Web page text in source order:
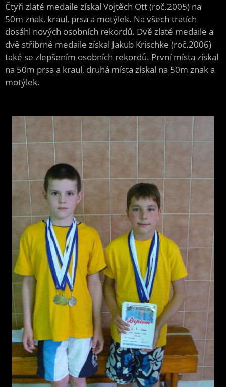
Čtyři zlaté medaile získal Vojtěch Ott (roč.2005) na
50m znak, kraul, prsa a motýlek. Na všech tratích
dosáhl nových osobních rekordů. Dvě zlaté medaile a
dvě stříbrné medaile získal Jakub Krischke (roč.2006)
také se zlepšením osobních rekordů. První místa získal
na 50m prsa a kraul, druhá místa získal na 50m znak a
motýlek.